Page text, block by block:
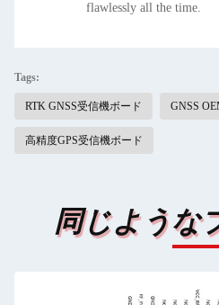
flawlessly all the time.
Tags:
RTK GNSS受信機ボード GNSS
高精度GPS受信機ボード
同じような